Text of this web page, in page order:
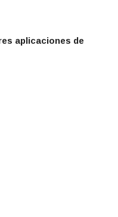
aplicaciones de